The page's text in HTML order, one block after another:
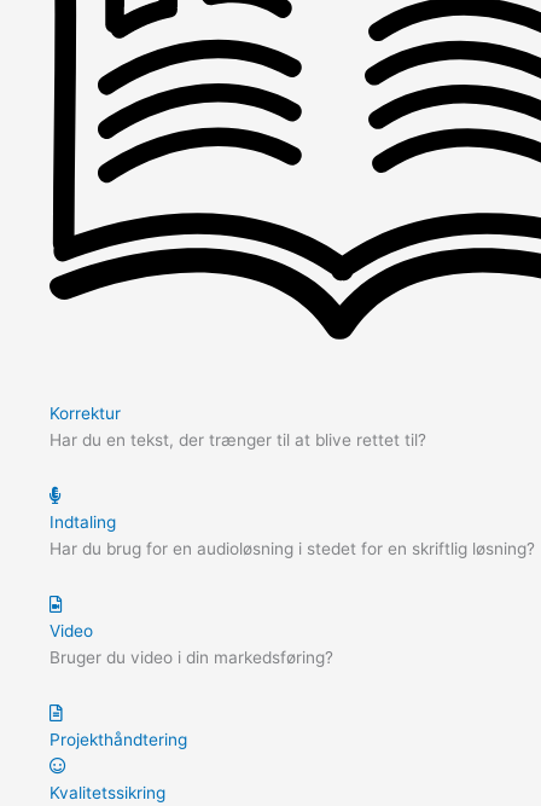
Korrektur
Har du en tekst, der trænger til at blive rettet til?
Indtaling
Har du brug for en audioløsning i stedet for en skriftlig løsning?
Video
Bruger du video i din markedsføring?
Projekthåndtering
Kvalitetssikring